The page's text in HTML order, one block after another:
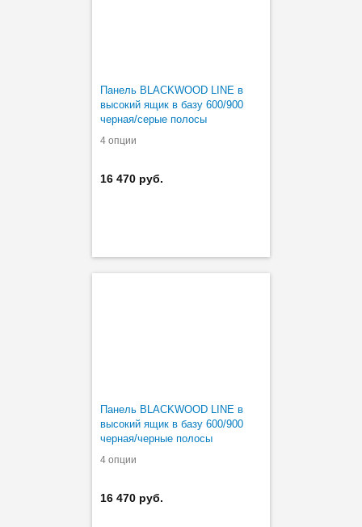
Панель BLACKWOOD LINE в
высокий ящик в базу 600/900
черная/серые полосы
4 опции
16 470 руб.
Панель BLACKWOOD LINE в
высокий ящик в базу 600/900
черная/черные полосы
4 опции
16 470 руб.